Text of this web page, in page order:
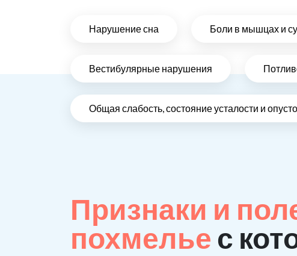
Нарушение сна Боли в мышцах и
Вестибулярные нарушения
Общая слабость, состояние усталости и
Признаки и
похмелье с